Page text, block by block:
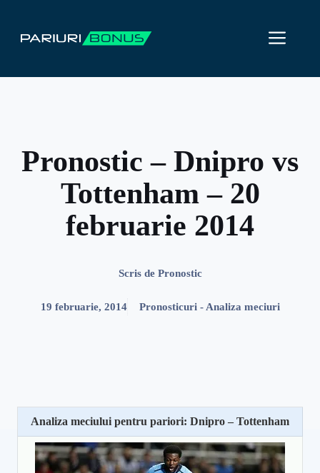
conținut
Pronostic – Dnipro vs
Tottenham – 20
februarie 2014
Scris de Pronostic
19 februarie, 2014 Pronosticuri - Analiza meciuri
Analiza meciului pentru pariori: Dnipro – Tottenham